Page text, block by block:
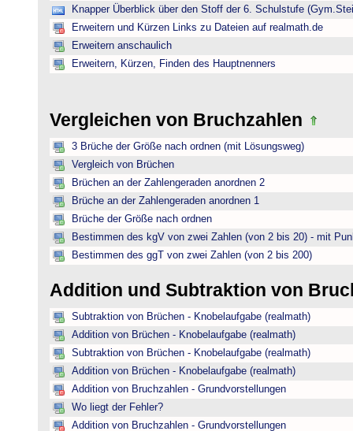
Knapper Überblick über den Stoff der 6. Schulstufe
Erweitern und Kürzen Links zu Dateien auf realmath.de
Erweitern anschaulich
Erweitern, Kürzen, Finden des Hauptnenners
Vergleichen von Bruchzahlen
3 Brüche der Größe nach ordnen (mit Lösungsweg)
Vergleich von Brüchen
Brüchen an der Zahlengeraden anordnen 2
Brüche an der Zahlengeraden anordnen 1
Brüche der Größe nach ordnen
Bestimmen des kgV von zwei Zahlen (von 2 bis 20) - mit
Bestimmen des ggT von zwei Zahlen (von 2 bis 200)
Addition und Subtraktion von
Subtraktion von Brüchen - Knobelaufgabe (realmath)
Addition von Brüchen - Knobelaufgabe (realmath)
Subtraktion von Brüchen - Knobelaufgabe (realmath)
Addition von Brüchen - Knobelaufgabe (realmath)
Addition von Bruchzahlen - Grundvorstellungen
Wo liegt der Fehler?
Addition von Bruchzahlen - Grundvorstellungen